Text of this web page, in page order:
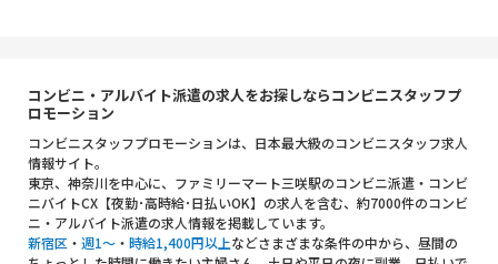
コンビニ・アルバイト派遣の求人をお探しならコンビニスタッフプ
ロモーション
コンビニスタッフプロモーションは、日本最大級のコンビニスタッフ求人
情報サイト。
東京、神奈川を中心に、ファミリーマート三咲駅のコンビニ派遣・コンビ
ニバイトCX【夜勤･高時給･日払いOK】の求人を含む、約7000件のコンビ
ニ・アルバイト派遣の求人情報を掲載しています。
新宿区 ・ 週1～ ・ 時給1,400円以上などさまざまな条件の中から、昼間の